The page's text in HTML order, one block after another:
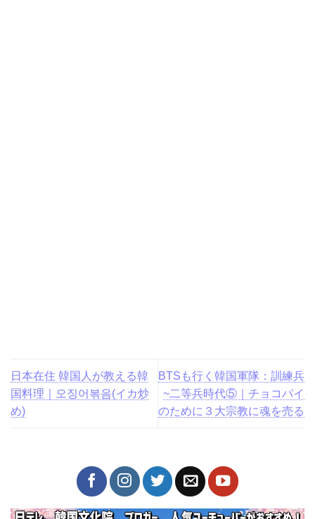
日本在住 韓国人が教える韓
国料理｜오징어볶음(イカ炒
め)
BTSも行く韓国軍隊：訓練兵
~二等兵時代⑤｜チョコパイ
のために３大宗教に魂を売る